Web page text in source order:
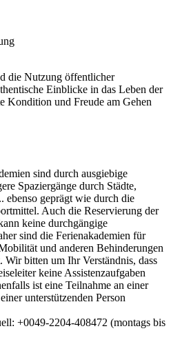
die Nutzung öffentlicher
Einblicke in das Leben der
Kondition und Freude am Gehen
sind durch ausgiebige
Spaziergänge durch Städte,
ebenso geprägt wie durch die
Auch die Reservierung der
keine durchgängige
sind die Ferienakademien für
und anderen Behinderungen
bitten um Ihr Verständnis, dass
keine Assistenzaufgaben
ist eine Teilnahme an einer
unterstützenden Person
+0049-2204-408472 (montags bis